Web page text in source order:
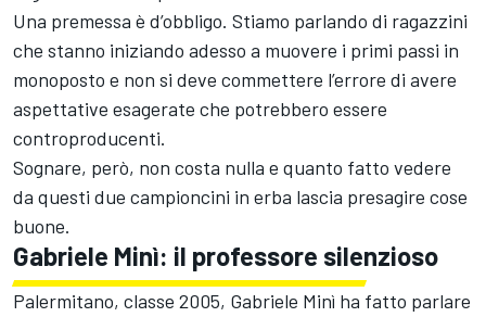
Una premessa è d’obbligo. Stiamo parlando di ragazzini
che stanno iniziando adesso a muovere i primi passi in
monoposto e non si deve commettere l’errore di avere
aspettative esagerate che potrebbero essere
controproducenti.
Sognare, però, non costa nulla e quanto fatto vedere
da questi due campioncini in erba lascia presagire cose
buone.
Gabriele Minì: il professore silenzioso
Palermitano, classe 2005, Gabriele Minì ha fatto parlare